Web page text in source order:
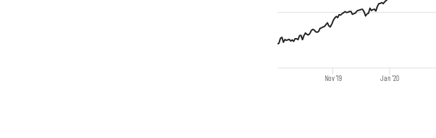
Nov '19 Jan '20